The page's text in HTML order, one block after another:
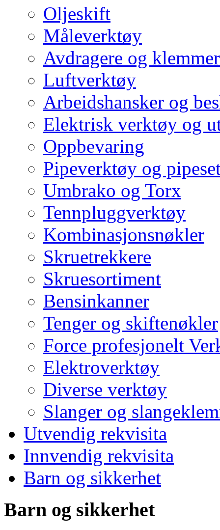
Oljeskift
Måleverktøy
Avdragere og klemmer
Luftverktøy
Arbeidshansker og
Elektrisk verktøy og
Oppbevaring
Pipeverktøy og
Umbrako og Torx
Tennpluggverktøy
Kombinasjonsnøkler
Skruetrekkere
Skruesortiment
Bensinkanner
Tenger og skiftenøkler
Force profesjonelt
Elektroverktøy
Diverse verktøy
Slanger og
Utvendig rekvisita
Innvendig rekvisita
Barn og sikkerhet
Barn og sikkerhet